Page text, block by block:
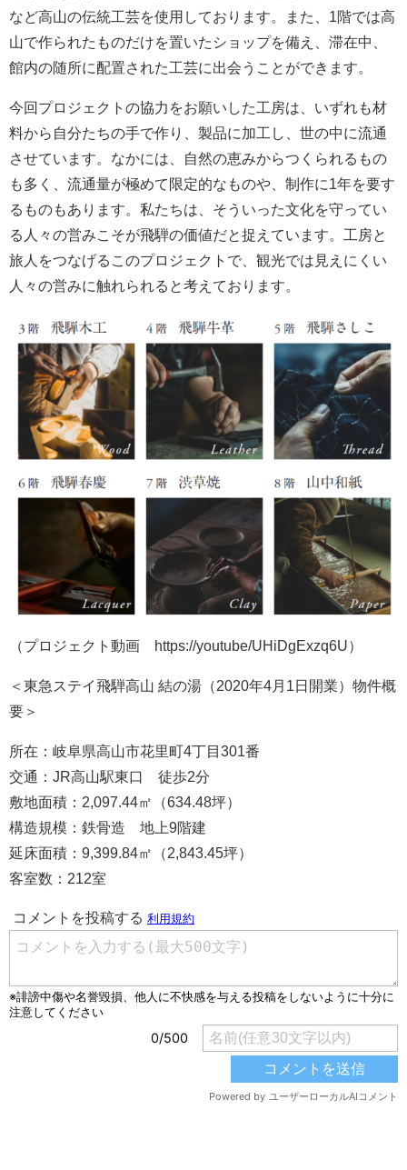
など高山の伝統工芸を使用しております。また、1階では高
山で作られたものだけを置いたショップを備え、滞在中、
館内の随所に配置された工芸に出会うことができます。
今回プロジェクトの協力をお願いした工房は、いずれも材
料から自分たちの手で作り、製品に加工し、世の中に流通
させています。なかには、自然の恵みからつくられるもの
も多く、流通量が極めて限定的なものや、制作に1年を要す
るものもあります。私たちは、そういった文化を守ってい
る人々の営みこそが飛騨の価値だと捉えています。工房と
旅人をつなげるこのプロジェクトで、観光では見えにくい
人々の営みに触れられると考えております。
（プロジェクト動画 https://youtube/UHiDgExzq6U）
＜東急ステイ飛騨高山 結の湯（2020年4月1日開業）物件概
要＞
所在：岐阜県高山市花里町4丁目301番
交通：JR高山駅東口 徒歩2分
敷地面積：2,097.44㎡（634.48坪）
構造規模：鉄骨造 地上9階建
延床面積：9,399.84㎡（2,843.45坪）
客室数：212室